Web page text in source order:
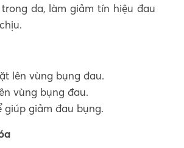
da, làm giảm tín hiệu đau
lên vùng bụng đau.
vùng bụng đau.
giảm đau bụng.